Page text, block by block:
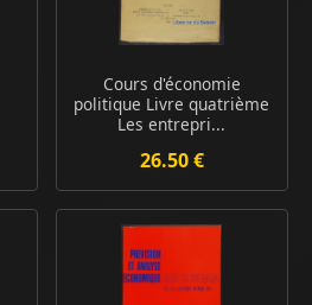
Cours d'économie
politique Livre quatrième
Les entrepri...
26.50 €